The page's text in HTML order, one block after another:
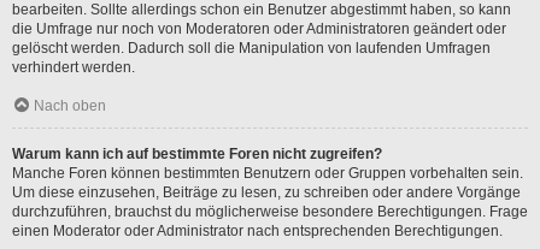
bearbeiten. Sollte allerdings schon ein Benutzer abgestimmt haben, so kann
die Umfrage nur noch von Moderatoren oder Administratoren geändert oder
gelöscht werden. Dadurch soll die Manipulation von laufenden Umfragen
verhindert werden.
Nach oben
Warum kann ich auf bestimmte Foren nicht zugreifen?
Manche Foren können bestimmten Benutzern oder Gruppen vorbehalten sein.
Um diese einzusehen, Beiträge zu lesen, zu schreiben oder andere Vorgänge
durchzuführen, brauchst du möglicherweise besondere Berechtigungen. Frage
einen Moderator oder Administrator nach entsprechenden Berechtigungen.